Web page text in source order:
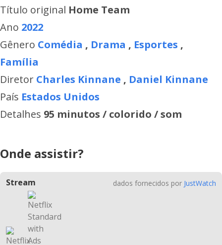
Título original Home Team
Ano 2022
Gênero Comédia , Drama , Esportes ,
Família
Diretor Charles Kinnane , Daniel Kinnane
País Estados Unidos
Detalhes 95 minutos / colorido / som
Onde assistir?
Stream dados fornecidos por JustWatch